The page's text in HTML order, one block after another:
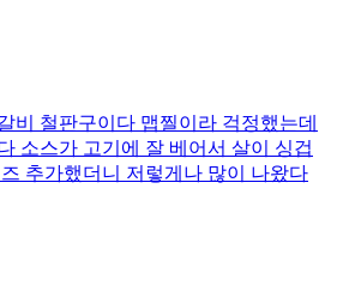
비 철판구이다 맵찔이라 걱정했는데
소스가 고기에 잘 베어서 살이 싱겁
추가했더니 저렇게나 많이 나왔다